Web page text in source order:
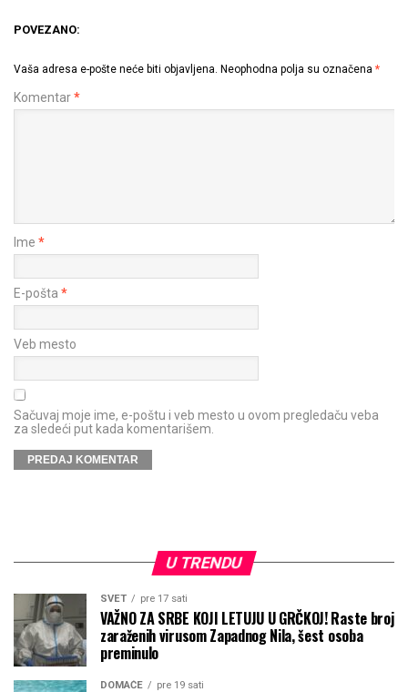
POVEZANO:
Vaša adresa e-pošte neće biti objavljena. Neophodna polja su označena *
Komentar*
Ime *
E-pošta *
Veb mesto
Sačuvaj moje ime, e-poštu i veb mesto u ovom pregledaču veba
za sledeći put kada komentarišem.
U TRENDU
SVET pre 17 sati
VAŽNO ZA SRBE KOJI LETUJU U GRČKOJ! Raste broj
zaraženih virusom Zapadnog Nila, šest osoba
preminulo
DOMAĆE pre 19 sati